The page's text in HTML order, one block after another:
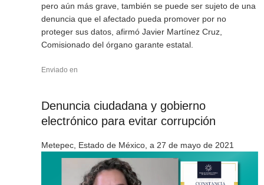
pero aún más grave, también se puede ser sujeto de una
denuncia que el afectado pueda promover por no
proteger sus datos, afirmó Javier Martínez Cruz,
Comisionado del órgano garante estatal.
Enviado en
Denuncia ciudadana y gobierno
electrónico para evitar corrupción
Metepec, Estado de México, a 27 de mayo de 2021